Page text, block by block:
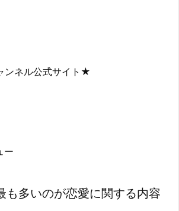
ンネル公式サイト★
ー
も多いのが恋愛に関する内容